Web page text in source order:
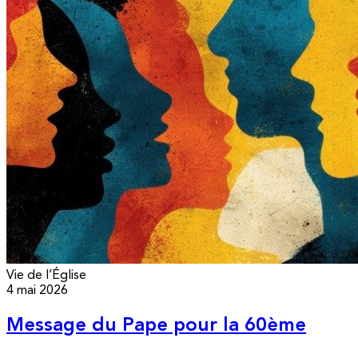
Vie de l’Église
4 mai 2026
Message du Pape pour la 60ème